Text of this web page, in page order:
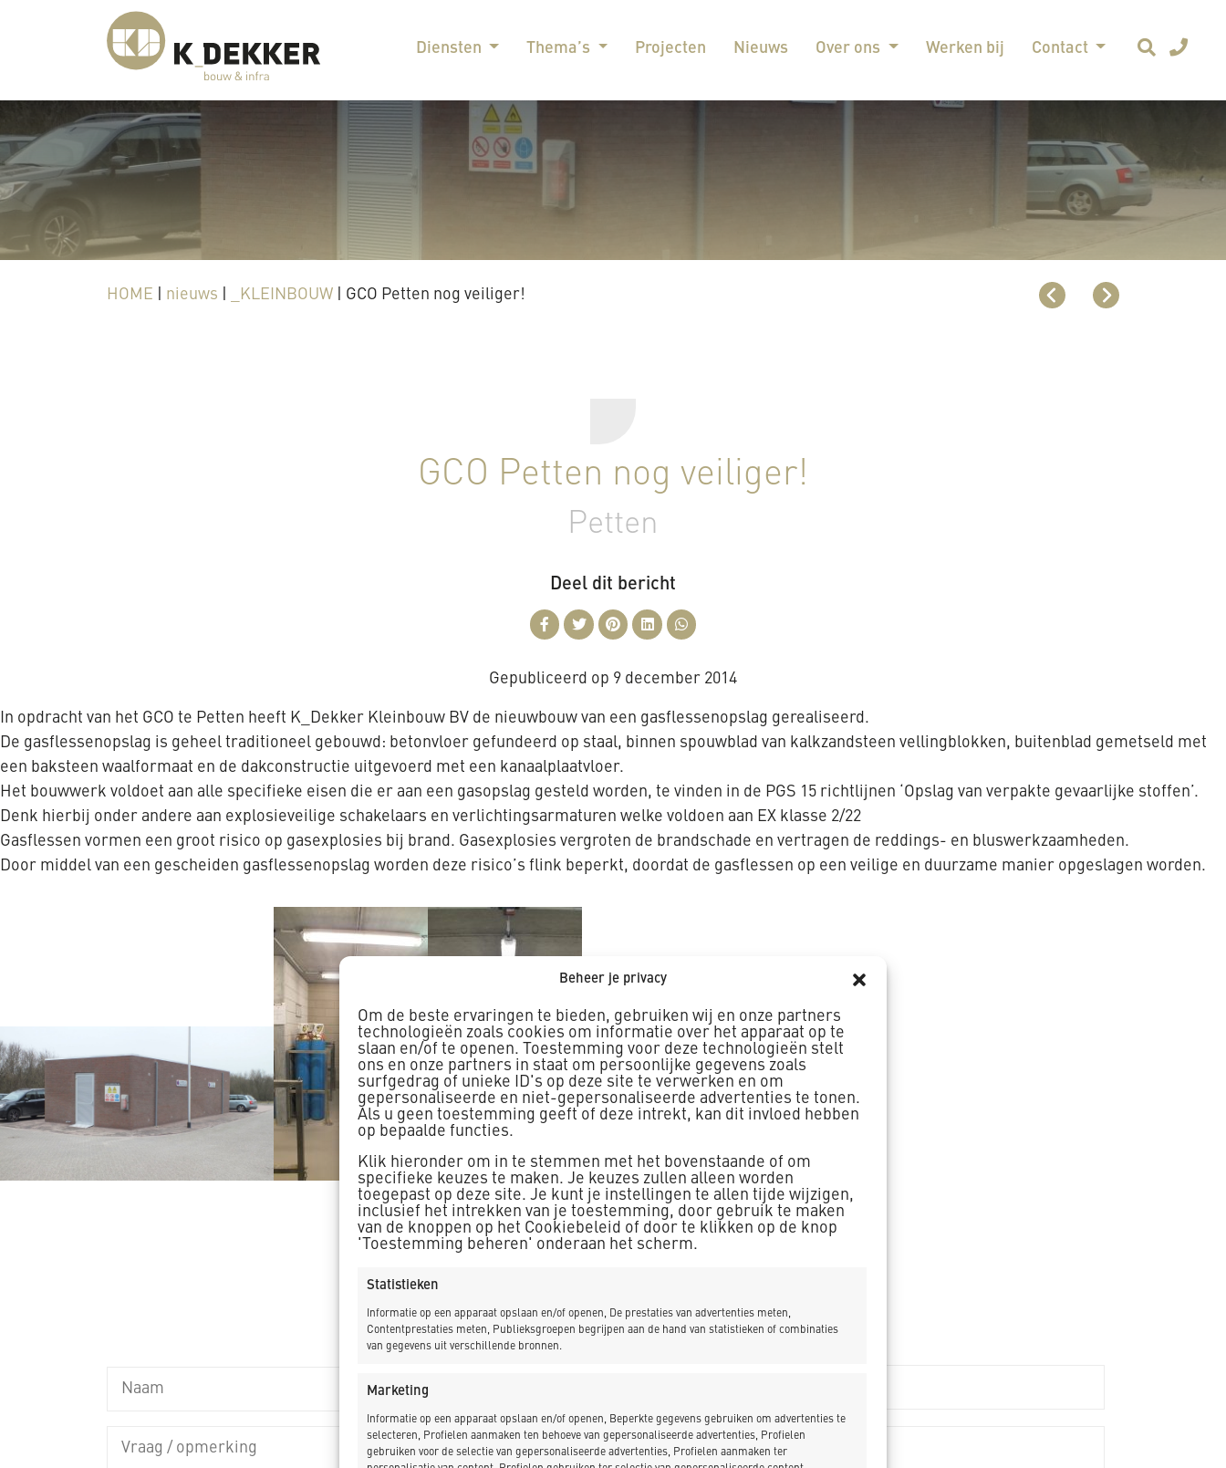
Beheer je privacy
Om de beste ervaringen te bieden, gebruiken wij en onze partners
technologieën zoals cookies om informatie over het apparaat op te
slaan en/of te openen. Toestemming voor deze technologieën stelt
ons en onze partners in staat om persoonlijke gegevens zoals
surfgedrag of unieke ID's op deze site te verwerken en om
gepersonaliseerde en niet-gepersonaliseerde advertenties te tonen.
Als u geen toestemming geeft of deze intrekt, kan dit invloed hebben
op bepaalde functies.
Klik hieronder om in te stemmen met het bovenstaande of om
specifieke keuzes te maken. Je keuzes zullen alleen worden
toegepast op deze site. Je kunt je instellingen te allen tijde wijzigen,
inclusief het intrekken van je toestemming, door gebruik te maken
van de knoppen op het Cookiebeleid of door te klikken op de knop
'Toestemming beheren' onderaan het scherm.
Statistieken
Informatie op een apparaat opslaan en/of openen, De prestaties van advertenties meten,
Contentprestaties meten, Publieksgroepen begrijpen aan de hand van statistieken of combinaties
van gegevens uit verschillende bronnen.
Marketing
Informatie op een apparaat opslaan en/of openen, Beperkte gegevens gebruiken om advertenties te
selecteren, Profielen aanmaken ten behoeve van gepersonaliseerde advertenties, Profielen
gebruiken voor de selectie van gepersonaliseerde advertenties, Profielen aanmaken ter
Diensten Thema’s Projecten Nieuws Over ons Werken bij Contact
HOME nieuws _KLEINBOUW GCO Petten nog veiliger!
GCO Petten nog veiliger!
Petten
Deel dit bericht
Gepubliceerd op 9 december 2014
In opdracht van het GCO te Petten heeft K_Dekker Kleinbouw BV de nieuwbouw van een gasflessenopslag gerealiseerd.
De gasflessenopslag is geheel traditioneel gebouwd: betonvloer gefundeerd op staal, binnen spouwblad van kalkzandsteen vellingblokken, buitenblad gemetseld met
een baksteen waalformaat en de dakconstructie uitgevoerd met een kanaalplaatvloer.
Het bouwwerk voldoet aan alle specifieke eisen die er aan een gasopslag gesteld worden, te vinden in de PGS 15 richtlijnen ‘Opslag van verpakte gevaarlijke stoffen’.
Denk hierbij onder andere aan explosieveilige schakelaars en verlichtingsarmaturen welke voldoen aan EX klasse 2/22
Gasflessen vormen een groot risico op gasexplosies bij brand. Gasexplosies vergroten de brandschade en vertragen de reddings- en bluswerkzaamheden.
Door middel van een gescheiden gasflessenopslag worden deze risico’s flink beperkt, doordat de gasflessen op een veilige en duurzame manier opgeslagen worden.